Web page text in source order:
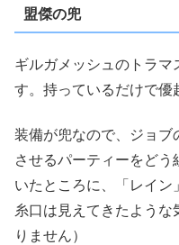
盟傑の兜
ギルガメッシュのトラ
す。持っているだけで優
装備が兜なので、ジョブ
させるパーティーをど
いたところに、「レイ
糸口は見えてきたよう
りません）